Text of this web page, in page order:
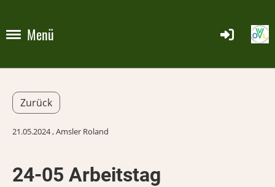
Menü
Zurück
21.05.2024, Amsler Roland
24-05 Arbeitstag